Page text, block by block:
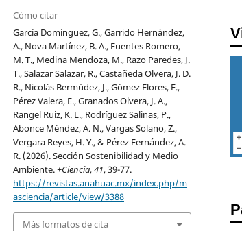
Cómo citar
García Domínguez, G., Garrido Hernández,
A., Nova Martínez, B. A., Fuentes Romero,
M. T., Medina Mendoza, M., Razo Paredes, J.
T., Salazar Salazar, R., Castañeda Olvera, J. D.
R., Nicolás Bermúdez, J., Gómez Flores, F.,
Pérez Valera, E., Granados Olvera, J. A.,
Rangel Ruiz, K. L., Rodríguez Salinas, P.,
Abonce Méndez, A. N., Vargas Solano, Z.,
Vergara Reyes, H. Y., & Pérez Fernández, A.
R. (2026). Sección Sostenibilidad y Medio
Ambiente.+Ciencia,41, 39-77.
https://revistas.anahuac.mx/index.php/m
asciencia/article/view/3388
Más formatos de cita